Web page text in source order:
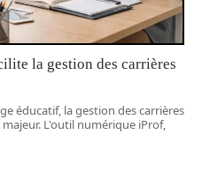
la gestion des carrières
éducatif, la gestion des carrières
L'outil numérique iProf,